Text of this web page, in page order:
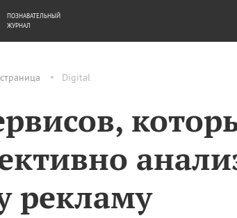
Digital
рекламу
ДЕНЬГИ
ПОЗНАВАТЕЛЬНЫЙ
ЖУРНАЛ